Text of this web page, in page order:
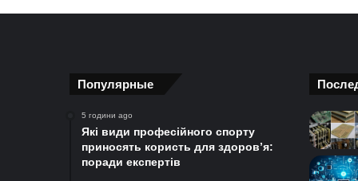
Популярные
5 години ago
Які види професійного спорту
приносять користь для здоров’я:
поради експертів